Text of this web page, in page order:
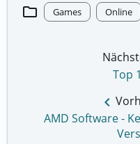
folder Games Online
keyboard_arrow_left
AMD Software -
Top